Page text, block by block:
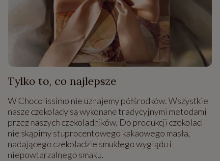
Tylko to, co najlepsze
W Chocolissimo nie uznajemy półśrodków. Wszystkie
nasze czekolady są wykonane tradycyjnymi metodami
przez naszych czekoladników. Do produkcji czekolad
nie skąpimy stuprocentowego kakaowego masła,
nadającego czekoladzie smukłego wyglądu i
niepowtarzalnego smaku.